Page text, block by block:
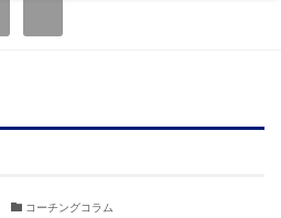
コーチングコラム